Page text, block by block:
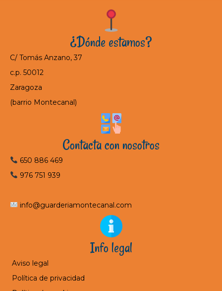
¿Dónde estamos?
C/ Tomás Anzano, 37
c.p. 50012
Zaragoza
(barrio Montecanal)
Contacta con nosotros
650 886 469
976 751 939
info@guarderiamontecanal.com
Info legal
Aviso legal
Política de privacidad